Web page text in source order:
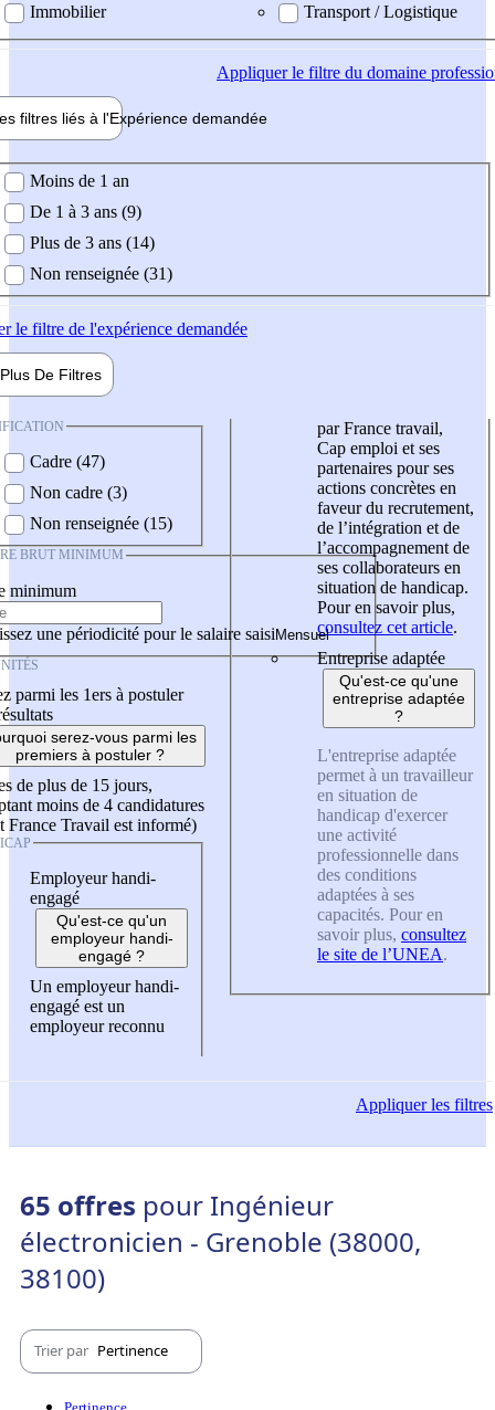
Immobilier
Transport / Logistique
Appliquerle filtre du domaine
filtres liés à l'Expérience demandée
demandée
Moins de 1 an
De 1 à 3 ans (9)
Plus de 3 ans (14)
Non renseignée (31)
le filtre de l'expérience demandée
Plus De Filtres
Cadre (47)
Non cadre (3)
Non renseignée (15)
BRUT MINIMUM
minimum
une périodicité pour le salaire saisi
parmi les 1ers à postuler
serez-vous parmi les
premiers à postuler ?
de plus de 15 jours,
moins de 4 candidatures
France Travail est informé)
Employeur handi-
engagé
Qu'est-ce qu'un
employeur handi-
engagé ?
Un employeur handi-
engagé est un
employeur reconnu
par France travail,
Cap emploi et ses
partenaires pour ses
actions concrètes en
faveur du recrutement,
de l’intégration et de
l’accompagnement de
ses collaborateurs en
situation de handicap.
Pour en savoir plus,
consultez cet article.
Entreprise adaptée
Qu'est-ce qu'une
entreprise adaptée
?
L'entreprise adaptée
permet à un travailleur
en situation de
handicap d'exercer
une activité
professionnelle dans
des conditions
adaptées à ses
capacités. Pour en
savoir plus, consultez
le site de l’UNEA.
Appliquerles filtres
65 offres pour Ingénieur
électronicien - Grenoble (38000,
38100)
Trier par Pertinence